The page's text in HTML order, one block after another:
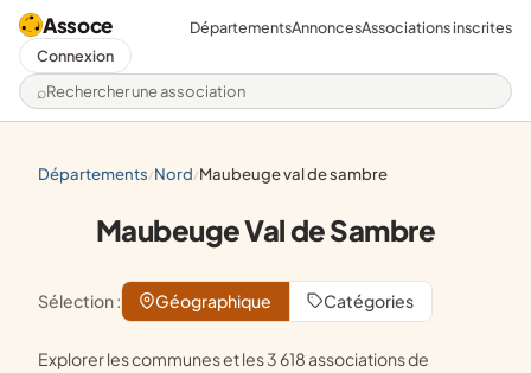
Assoce
Rechercher une association
DépartementsAnnoncesAssociations inscrites
Connexion
départements/ nord/ maubeuge val de sambre
Maubeuge Val de Sambre
Sélection : Géographique Catégories
Explorer les communes et les 3 618 associations de